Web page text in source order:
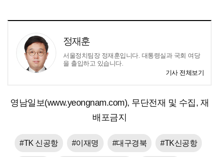
정재훈
서울정치팀장 정재훈입니다. 대통령실과 국회 여당
을 출입하고 있습니다.
기사 전체보기
영남일보(www.yeongnam.com), 무단전재 및 수집, 재
배포금지
#TK 신공항 #이재명 #대구경북 #TK신공항